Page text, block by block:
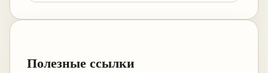
Полезные ссылки